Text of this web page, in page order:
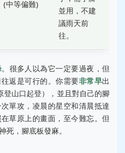
(中等偏難)
並用，不建
議雨天前
往。
。很多人以為它一定要過夜，但
返是可行的。你需要非常早出
山口起登），並且對自己的腳
單攻，凌晨的星空和清晨抵達
草原上的畫面，至今難忘。但
死，腳底板發麻。